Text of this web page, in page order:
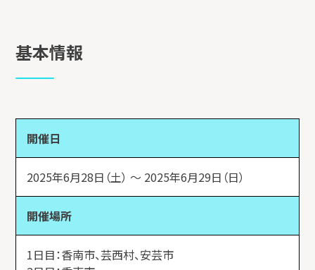
基本情報
開催日
2025年6月28日（土） 〜 2025年6月29日（日）
開催場所
1日目：香南市、芸西村、安芸市